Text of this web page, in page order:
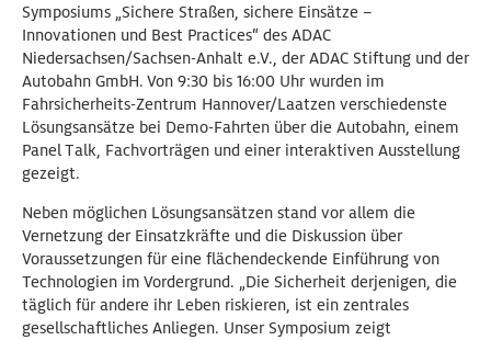
Symposiums „Sichere Straßen, sichere Einsätze –
Innovationen und Best Practices“ des ADAC
Niedersachsen/Sachsen-Anhalt e.V., der ADAC Stiftung und der
Autobahn GmbH. Von 9:30 bis 16:00 Uhr wurden im
Fahrsicherheits-Zentrum Hannover/Laatzen verschiedenste
Lösungsansätze bei Demo-Fahrten über die Autobahn, einem
Panel Talk, Fachvorträgen und einer interaktiven Ausstellung
gezeigt.
Neben möglichen Lösungsansätzen stand vor allem die
Vernetzung der Einsatzkräfte und die Diskussion über
Voraussetzungen für eine flächendeckende Einführung von
Technologien im Vordergrund. „Die Sicherheit derjenigen, die
täglich für andere ihr Leben riskieren, ist ein zentrales
gesellschaftliches Anliegen. Unser Symposium zeigt